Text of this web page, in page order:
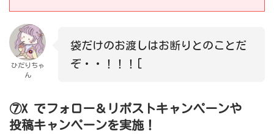
ひだりちゃ
ん
袋だけのお渡しはお断りとのことだ
ぞ・・！！！[
⑦X でフォロー＆リポストキャンペーンや
投稿キャンペーンを実施！